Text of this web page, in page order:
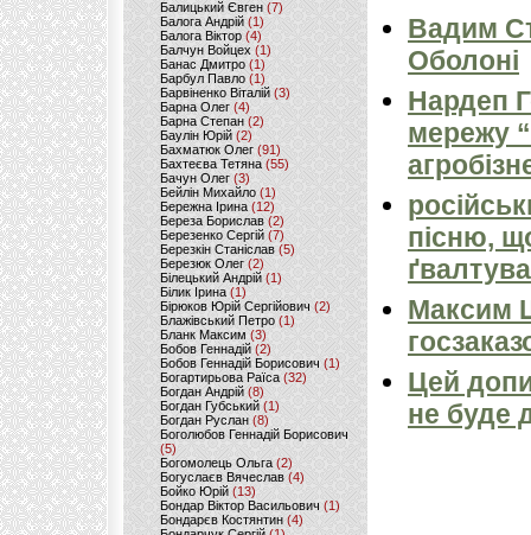
Балицький Євген(7)
Балога Андрій (1)
Балога Віктор (4)
Балчун Войцех (1)
Банас Дмитро (1)
Барбул Павло(1)
Барвіненко Віталій(3)
Барна Олег (4)
Барна Степан (2)
Баулін Юрій (2)
Бахматюк Олег (91)
Бахтеєва Тетяна(55)
Бачун Олег (3)
Бейлін Михайло (1)
Бережна Ірина(12)
Береза Борислав(2)
Березенко Сергій (7)
Березкін Станіслав (5)
Березюк Олег(2)
Білецький Андрій (1)
Білик Ірина (1)
Бірюков Юрій Сергійович (2)
Блажівський Петро (1)
Бланк Максим(3)
Бобов Геннадій (2)
Бобов Геннадій Борисович (1)
Богартирьова Раїса (32)
Богдан Андрій(8)
Богдан Губський (1)
Богдан Руслан(8)
Боголюбов Геннадій Борисович
(5)
Богомолець Ольга (2)
Богуслаєв Вячеслав (4)
Бойко Юрій (13)
Бондар Віктор Васильович (1)
Бондарєв Костянтин (4)
Вадим
Оболоні
Нардеп
мережу
пісню,
Максим
Цей
не буде